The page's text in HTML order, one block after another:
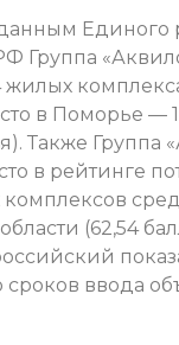
Единого
Группа
жилых
в Поморье —
Также Группа
в рейтинге
комплексов
(62,54
ввода